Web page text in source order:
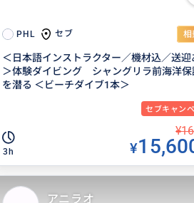
PHL セブ 相
＜日本語インストラクター／機材込／送迎
＞体験ダイビング シャングリラ前海洋保
を潜る ＜ビーチダイブ1本＞
セブキャン
3h ¥
アニラオ